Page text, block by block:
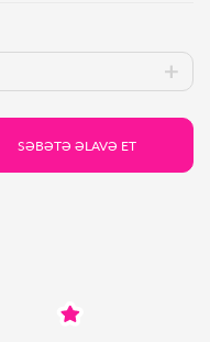
SƏBƏTƏ ƏLAVƏ ET